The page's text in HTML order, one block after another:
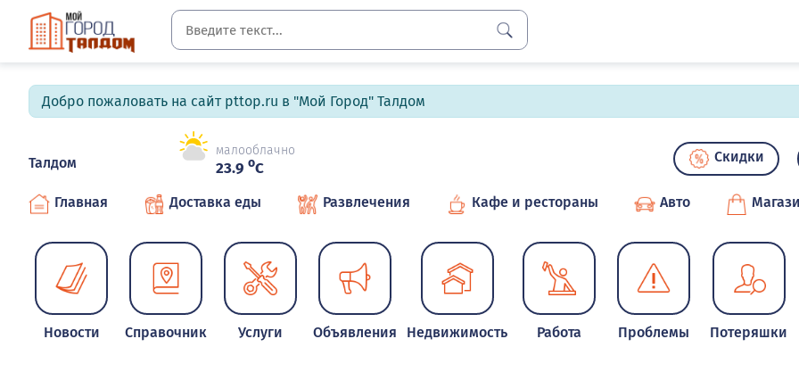
Добро пожаловать на сайт pttop.ru в "Мой Город" Талдом
Талдом
малооблачно
23.9 oC
Скидки
Главная Доставка еды Развлечения Кафе и рестораны Авто
Новости Справочник Услуги Объявления Недвижимость Работа Проблемы Потеряшки